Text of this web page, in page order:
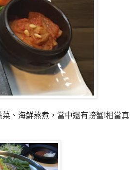
、海鮮熬煮，當中還有螃蟹!相當真